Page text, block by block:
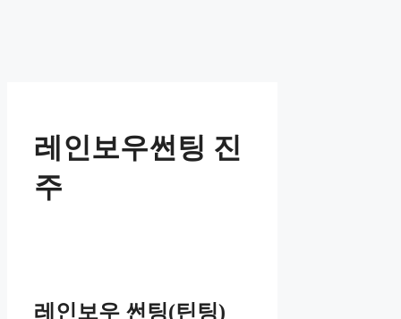
레인보우썬팅 진
주
레인보우 썬팅(틴팅)